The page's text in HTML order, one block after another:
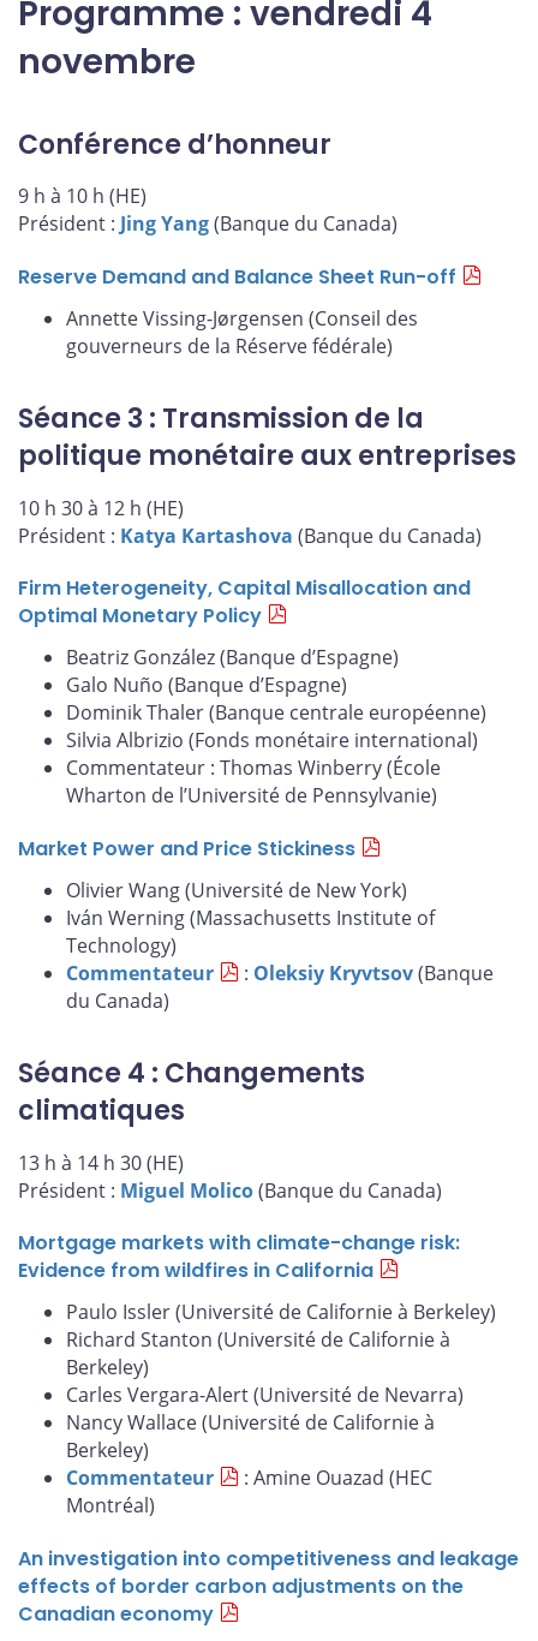
Programme : vendredi 4
novembre
Conférence d’honneur
9 h à 10 h (HE)
Président : Jing Yang(Banque du Canada)
Reserve Demand and Balance Sheet Run-off
Annette Vissing-Jørgensen (Conseil des
gouverneurs de la Réserve fédérale)
Séance 3 : Transmission de la
politique monétaire aux entreprises
10 h 30 à 12 h (HE)
Président : Katya Kartashova (Banque du Canada)
Firm Heterogeneity, Capital Misallocation and
Optimal Monetary Policy
Beatriz González (Banque d’Espagne)
Galo Nuño (Banque d’Espagne)
Dominik Thaler (Banque centrale européenne)
Silvia Albrizio (Fonds monétaire international)
Commentateur : Thomas Winberry (École
Wharton de l’Université de Pennsylvanie)
Market Power and Price Stickiness
Olivier Wang (Université de New York)
Iván Werning (Massachusetts Institute of
Technology)
Commentateur
: Oleksiy Kryvtsov(Banque
du Canada)
Séance 4 : Changements
climatiques
13 h à 14 h 30 (HE)
Président : Miguel Molico(Banque du Canada)
Mortgage markets with climate-change risk:
Evidence from wildfires in California
Paulo Issler (Université de Californie à Berkeley)
Richard Stanton (Université de Californie à
Berkeley)
Carles Vergara-Alert (Université de Nevarra)
Nancy Wallace (Université de Californie à
Berkeley)
Commentateur
: Amine Ouazad (HEC
Montréal)
An investigation into competitiveness and leakage
effects of border carbon adjustments on the
Canadian economy